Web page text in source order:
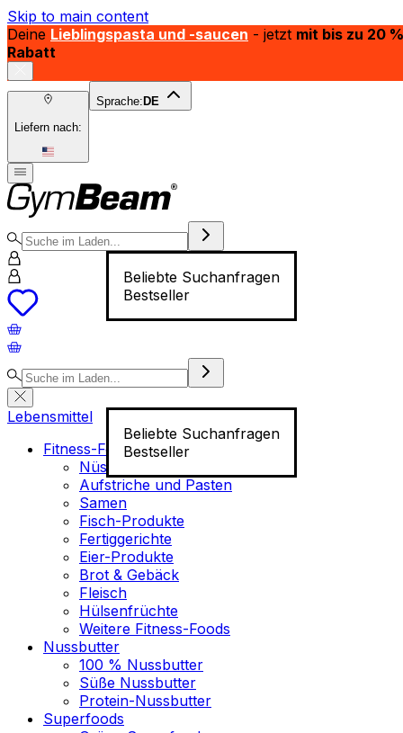
Skip to main content
Deine Lieblingspasta und -saucen - jetzt mit bis zu 20 %
Rabatt
Liefern nach:
Sprache: DE
Beliebte Suchanfragen
Bestseller
Beliebte Suchanfragen
Bestseller
Lebensmittel
Fitness-Food
Nüsse
Aufstriche und Pasten
Samen
Fisch-Produkte
Fertiggerichte
Eier-Produkte
Brot & Gebäck
Fleisch
Hülsenfrüchte
Weitere Fitness-Foods
Nussbutter
100 % Nussbutter
Süße Nussbutter
Protein-Nussbutter
Superfoods